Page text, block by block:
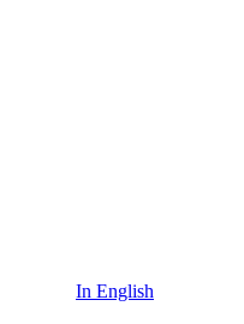
In English